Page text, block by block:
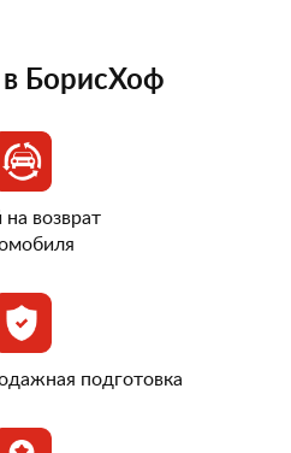
БорисХоф
возврат
подготовка